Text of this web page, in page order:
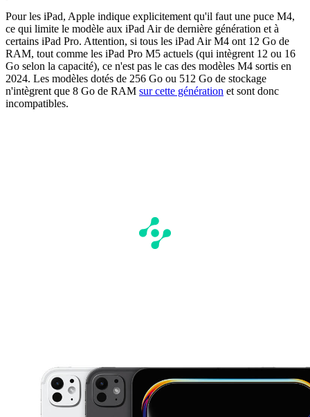
Pour les iPad, Apple indique explicitement qu'il faut une puce M4,
ce qui limite le modèle aux iPad Air de dernière génération et à
certains iPad Pro. Attention, si tous les iPad Air M4 ont 12 Go de
RAM, tout comme les iPad Pro M5 actuels (qui intègrent 12 ou 16
Go selon la capacité), ce n'est pas le cas des modèles M4 sortis en
2024. Les modèles dotés de 256 Go ou 512 Go de stockage
n'intègrent que 8 Go de RAM sur cette génération et sont donc
incompatibles.